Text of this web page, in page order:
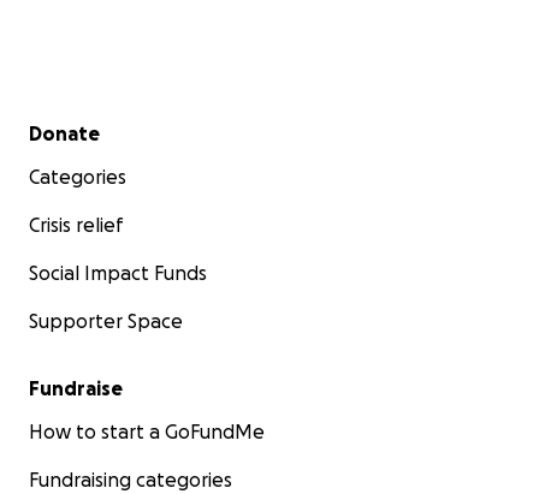
Secondary menu
Donate
Categories
Crisis relief
Social Impact Funds
Supporter Space
Fundraise
How to start a GoFundMe
Fundraising categories